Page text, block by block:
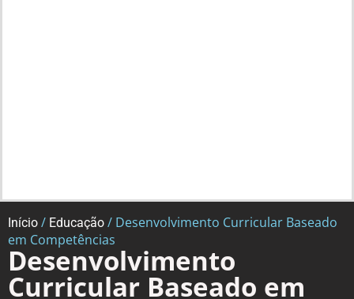
Início / Educação / Desenvolvimento Curricular Baseado
em Competências
Desenvolvimento
Curricular Baseado em